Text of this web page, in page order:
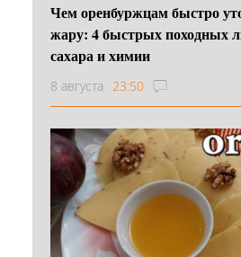
Чем оренбуржцам быстро
жару: 4 быстрых походных
сахара и химии
8 августа 23:50